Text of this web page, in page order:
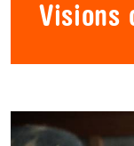
Visions